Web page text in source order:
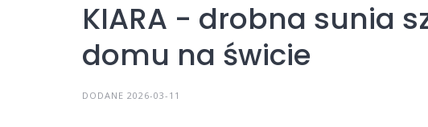
KIARA - drobna sunia
domu na świcie
DODANE 2026-03-11